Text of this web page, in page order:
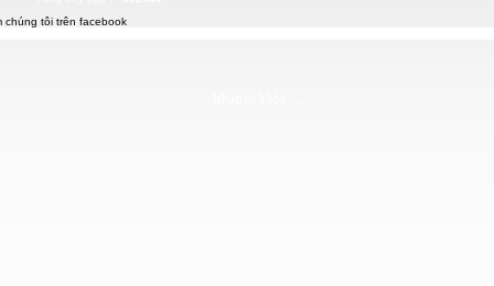
chúng tôi trên facebook